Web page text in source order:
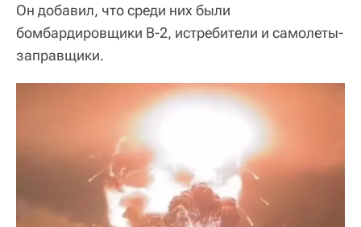
Он добавил, что среди них были
бомбардировщики B-2, истребители и самолеты-
заправщики.